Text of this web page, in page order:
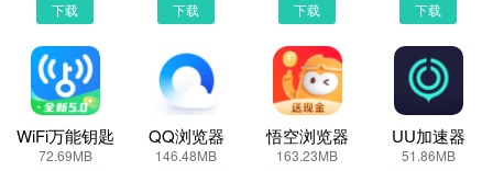
然可以用手机都是自带网页浏览器的，我这边使用的是华为手机下载
最新幻影分身
第二步：
打开UC浏览器或者自带浏览器，我们在地址栏上直接输入最新幻影
分身下载安装或者最新幻影分身APP下载。然后点击搜索，我们可以
看到搜索结果罗列出来，里面都是有幻影分身下载的相关信息下载网
下载 下载 下载 下载
WiFi万能钥匙
72.69MB
QQ浏览器
146.48MB
悟空浏览器
163.23MB
UU加速器
51.86MB